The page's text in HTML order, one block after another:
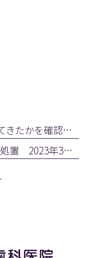
第一大臼歯（6才臼歯）が生えてきたかを確認しましょう
永久歯の生えるスペースを作る処置 2023年3月28日(火)